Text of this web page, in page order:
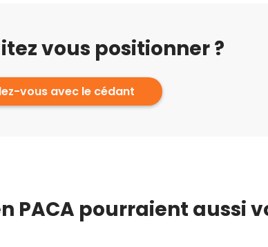
vous positionner ?
vous avec le cédant
PACA pourraient aussi